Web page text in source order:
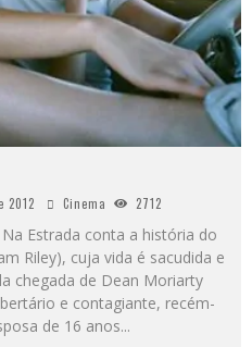
2012 Cinema 2712
Estrada conta a história do
Riley), cuja vida é sacudida e
chegada de Dean Moriarty
e contagiante, recém-
de 16 anos...